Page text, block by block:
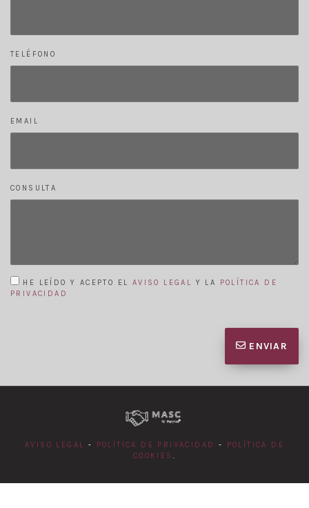
TELÉFONO
EMAIL
CONSULTA
HE LEÍDO Y ACEPTO EL AVISO LEGAL Y LA
POLÍTICA DE
PRIVACIDAD
ENVIAR
AVISO LEGAL - POLÍTICA DE PRIVACIDAD -
POLÍTICA DE
COOKIES .